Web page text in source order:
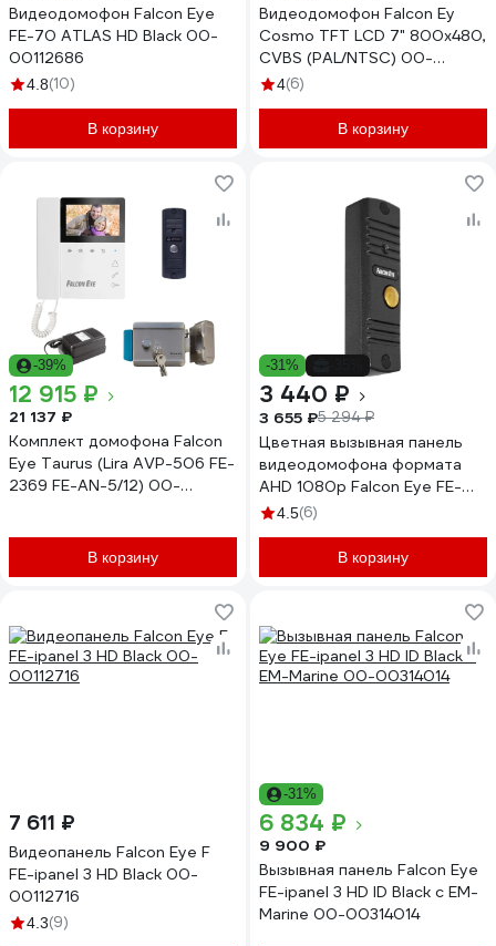
Видеодомофон Falcon Eye
FE-70 ATLAS HD Black 00-
00112686
4.8(10)
В корзину
Видеодомофон Falcon Ey
Cosmo TFT LCD 7" 800x480,
CVBS (PAL/NTSC) 00-
00182797
4(6)
В корзину
-39%
12 915 ₽
21 137 ₽
Комплект домофона Falcon
Eye Taurus (Lira AVP-506 FE-
2369 FE-AN-5/12) 00-
В корзину
-31%
3 440 ₽
3 655 ₽5 294 ₽
Цветная вызывная панель
видеодомофона формата
AHD 1080p Falcon Eye FE-
305HD графит 00-
4.5(6)
В корзину
7 611 ₽
Видеопанель Falcon Eye F
FE-ipanel 3 HD Black 00-
00112716
4.3(9)
-31%
6 834 ₽
9 900 ₽
Вызывная панель Falcon Eye
FE-ipanel 3 HD ID Black с EM-
Marine 00-00314014